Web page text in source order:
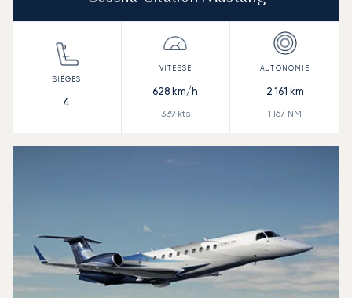
4
628 km/h
339kts
2 161 km
1 167 NM